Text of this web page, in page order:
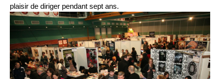
plaisir de diriger pendant sept ans.